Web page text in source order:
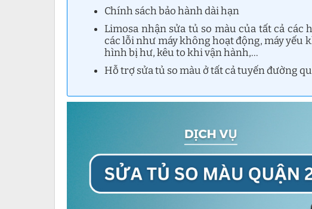
Chính sách bảo hành dài hạn
Limosa nhận sửa tủ so màu của tất cả các
các lỗi như máy không hoạt động, máy yếu
hình bị hư, kêu to khi vận hành,…
Hỗ trợ sửa tủ so màu ở tất cả tuyến đường